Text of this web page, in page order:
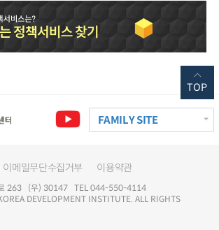
FAMILY SITE
이메일무단수집거부 이용약관
로 263 (우) 30147 TEL 044-550-4114
DEVELOPMENT INSTITUTE. ALL RIGHTS
TOP